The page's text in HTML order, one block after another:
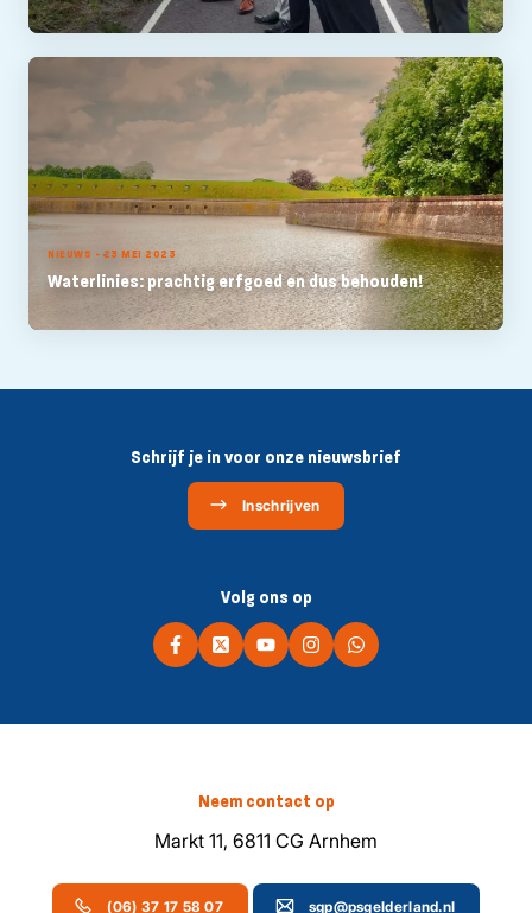
NIEUWS - 23 MEI 2023
Waterlinies: prachtig erfgoed en dus behouden!
Schrijf je in voor onze nieuwsbrief
Inschrijven
Volg ons op
Neem contact op
Markt 11, 6811 CG Arnhem
(06) 37 17 58 07 sgp@psgelderland.nl